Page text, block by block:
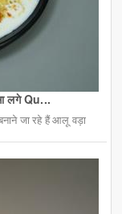
लगे Qu...
जा रहे हैं आलू वड़ा